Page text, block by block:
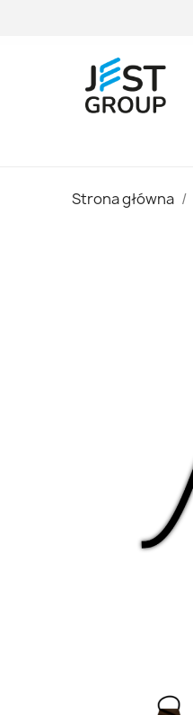
Strona główna